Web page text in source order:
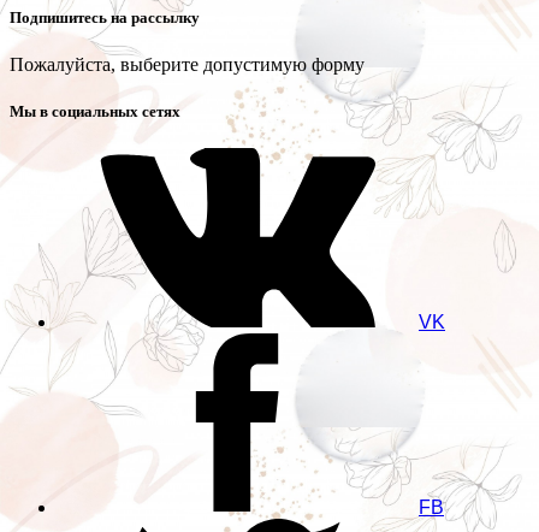
Подпишитесь на рассылку
Пожалуйста, выберите допустимую форму
Мы в социальных сетях
VK
FB